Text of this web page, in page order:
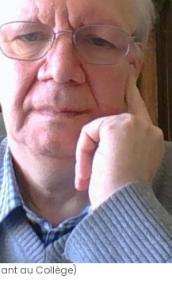
au Collège)